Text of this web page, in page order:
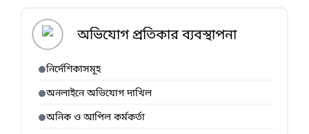
অভিযোগ প্রতিকার ব্যবস্থাপনা
নির্দেশিকাসমূহ
অনলাইনে অভিযোগ দাখিল
অনিক ও আপিল কর্মকর্তা